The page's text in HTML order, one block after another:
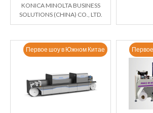
KONICA MINOLTA BUSINESS
SOLUTIONS (CHINA) CO., LTD.
Первое шоу в Южном Китае